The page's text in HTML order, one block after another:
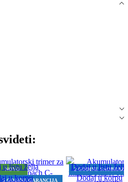
NOVO
5 GODINA GARANCIJA
u listu želja
u korpu
2 GODINE
Dodaj u listu želja
Dodaj u korpu